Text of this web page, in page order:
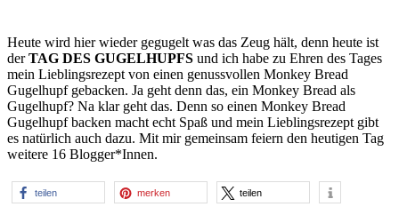
Heute wird hier wieder gegugelt was das Zeug hält, denn heute ist
derTAG DES GUGELHUPFS und ich habe zu Ehren des Tages
mein Lieblingsrezept von einen genussvollen Monkey Bread
Gugelhupf gebacken. Ja geht denn das, ein Monkey Bread als
Gugelhupf? Na klar geht das. Denn so einen Monkey Bread
Gugelhupf backen macht echt Spaß und mein Lieblingsrezept gibt
es natürlich auch dazu. Mit mir gemeinsam feiern den heutigen Tag
weitere 16 Blogger*Innen.
teilen merken teilen